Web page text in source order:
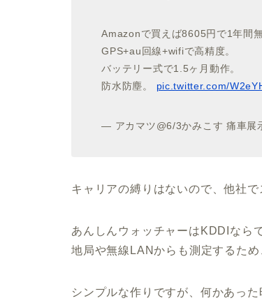
Amazonで買えば8605円で1年間
GPS+au回線+wifiで高精度。
バッテリー式で1.5ヶ月動作。
防水防塵。 pic.twitter.com/
— アカマツ@6/3かみこす 痛車展
キャリアの縛りはないので、他社
あんしんウォッチャーはKDDIなら
地局や無線LANからも測定するた
シンプルな作りですが、何かあっ